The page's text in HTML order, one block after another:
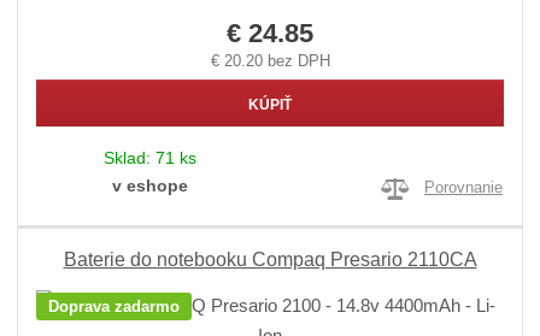
€ 24.85
€ 20.20 bez DPH
KÚPIŤ
Sklad: 71 ks
v eshope
Porovnanie
Baterie do notebooku Compaq Presario 2110CA
Doprava zadarmo